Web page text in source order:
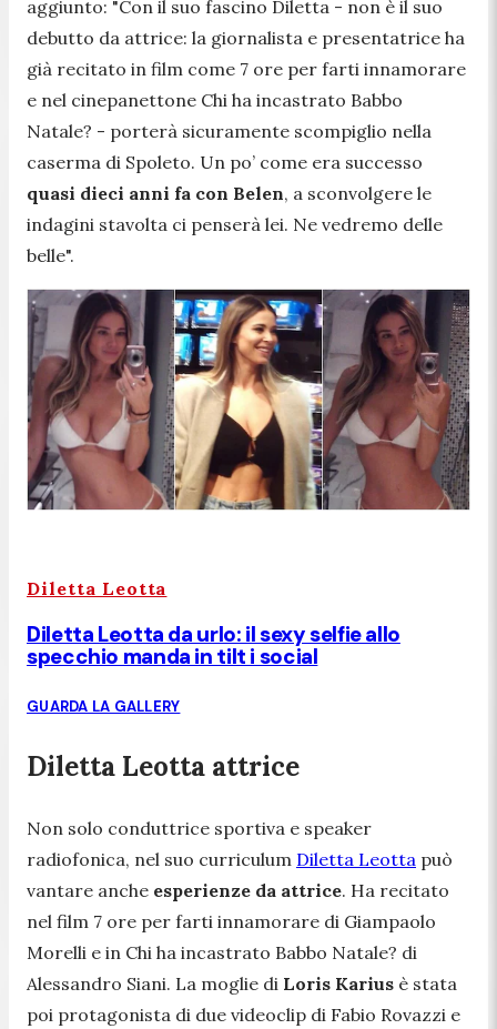
aggiunto: "Con il suo fascino Diletta - non è il suo
debutto da attrice: la giornalista e presentatrice ha
già recitato in film come 7 ore per farti innamorare
e nel cinepanettone Chi ha incastrato Babbo
Natale? - porterà sicuramente scompiglio nella
caserma di Spoleto. Un po’ come era successo
quasi dieci anni fa con Belen, a sconvolgere le
indagini stavolta ci penserà lei. Ne vedremo delle
belle".
Diletta Leotta
Diletta Leotta da urlo: il sexy selfie allo
specchio manda in tilt i social
GUARDA LA GALLERY
Diletta Leotta attrice
Non solo conduttrice sportiva e speaker
radiofonica, nel suo curriculum Diletta Leotta può
vantare anche esperienze da attrice. Ha recitato
nel film 7 ore per farti innamorare di Giampaolo
Morelli e in Chi ha incastrato Babbo Natale? di
Alessandro Siani. La moglie di Loris Karius è stata
poi protagonista di due videoclip di Fabio Rovazzi e